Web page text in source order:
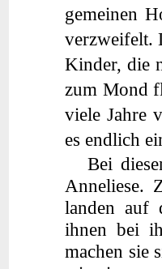
gemeinen
verzweifelt.
Kinder, die
zum Mond
viele Jahre
es endlich
Bei
Anneliese.
landen auf
ihnen bei
machen sie